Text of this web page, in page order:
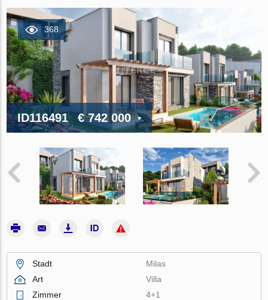
368
ID116491 € 742 000
Stadt
Milas
Art
Villa
Zimmer
4+1